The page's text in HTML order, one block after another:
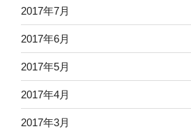
2017年7月
2017年6月
2017年5月
2017年4月
2017年3月